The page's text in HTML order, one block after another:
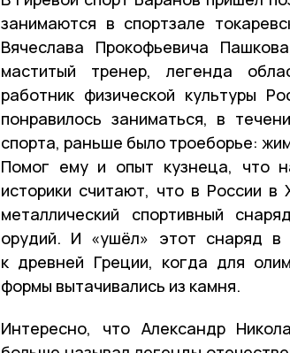
занимаются в спортзале
Вячеслава Прокофьевича
маститый тренер, легенда
работник физической культуры
понравилось заниматься, в
спорта, раньше было троеборье:
Помог ему и опыт кузнеца, что
историки считают, что в России в
металлический спортивный
орудий. И «ушёл» этот снаряд
к древней Греции, когда для
формы вытачивались из камня.
Интересно, что Александр